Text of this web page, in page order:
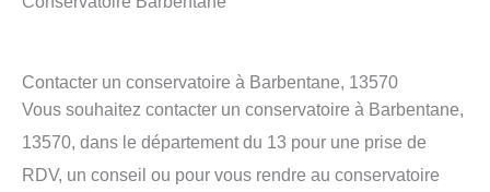
Contacter un conservatoire à Barbentane, 13570
Vous souhaitez contacter un conservatoire à Barbentane,
13570, dans le département du 13 pour une prise de
RDV, un conseil ou pour vous rendre au conservatoire